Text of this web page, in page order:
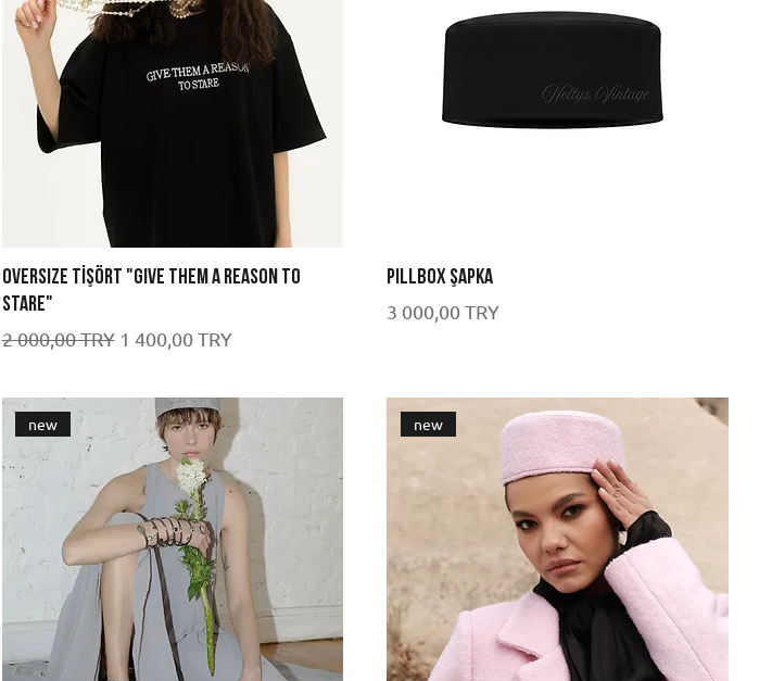
OVERSIZE TİŞÖRT "GIVE THEM A REASON TO
STARE"
Обычная цена
2 000,00 TRY Цена со скидкой
1 400,00 TRY
Pillbox Şapka
Цена
3 000,00 TRY
new new